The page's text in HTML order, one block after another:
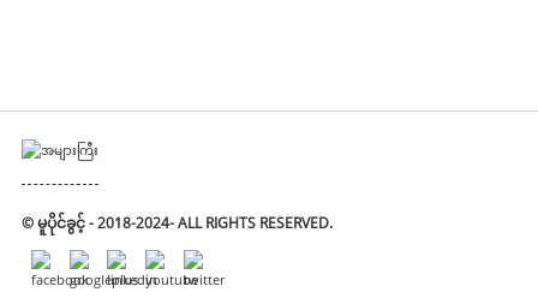
© မူပိုင်ခွင့် - 2018-2024- ALL RIGHTS RESERVED.